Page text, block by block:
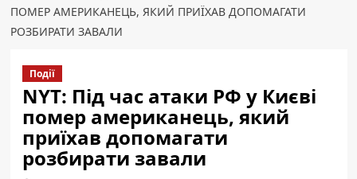
ПОМЕР АМЕРИКАНЕЦЬ, ЯКИЙ ПРИЇХАВ ДОПОМАГАТИ
РОЗБИРАТИ ЗАВАЛИ
Події
NYT: Під час атаки РФ у Києві
помер американець, який
приїхав допомагати
розбирати завали